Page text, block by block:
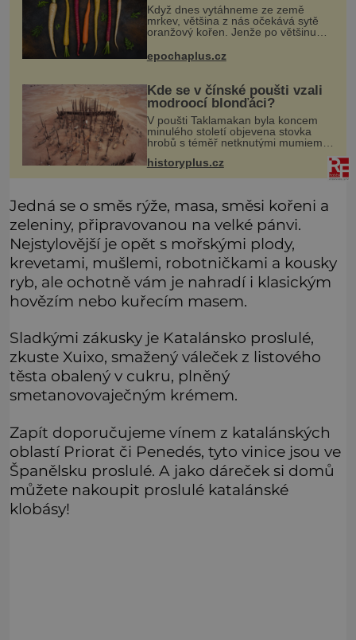
Když dnes vytáhneme ze země
mrkev, většina z nás očekává sytě
oranžový kořen. Jenže po většinu
možné, jen ne oranžová. Je fialová,
žlutá, bílá, někdy dokonce téměř
epochaplus.cz
Kde se v čínské poušti vzali
modroocí blonďáci?
V poušti Taklamakan byla koncem
minulého století objevena stovka
hrobů s téměř netknutými mumiemi.
Všichni mrtví byli pohřbeni s úctou a
četnými milodary. Asi nejvíc přitom
vědce zaujal hrob tříměsíčn
historyplus.cz
Jedná se o směs rýže, masa, směsi kořeni a
zeleniny, připravovanou na velké pánvi.
Nejstylovější je opět s mořskými plody,
krevetami, mušlemi, robotničkami a kousky
ryb, ale ochotně vám je nahradí i klasickým
hovězím nebo kuřecím masem.
Sladkými zákusky je Katalánsko proslulé,
zkuste Xuixo, smažený váleček z listového
těsta obalený v cukru, plněný
smetanovovaječným krémem.
Zapít doporučujeme vínem z katalánských
oblastí Priorat či Penedés, tyto vinice jsou ve
Španělsku proslulé. A jako dáreček si domů
můžete nakoupit proslulé katalánské
klobásy!